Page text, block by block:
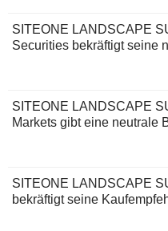
SITEONE LANDSCAPE
Securities bekräftigt seine
SITEONE LANDSCAPE
Markets gibt eine neutrale
SITEONE LANDSCAPE
bekräftigt seine